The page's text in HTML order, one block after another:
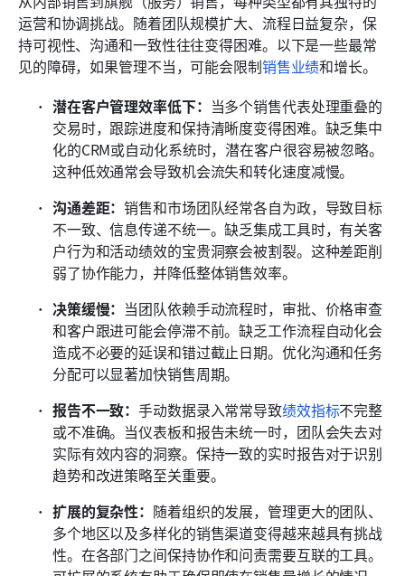
运营和协调挑战。随着团队规模扩大、流程日益复杂，保
持可视性、沟通和一致性往往变得困难。以下是一些最常
见的障碍，如果管理不当，可能会限制销售业绩和增长。
潜在客户管理效率低下： 当多个销售代表处理重叠的
交易时，跟踪进度和保持清晰度变得困难。缺乏集中
化的CRM或自动化系统时，潜在客户很容易被忽略。
这种低效通常会导致机会流失和转化速度减慢。
沟通差距：销售和市场团队经常各自为政，导致目标
不一致、信息传递不统一。缺乏集成工具时，有关客
户行为和活动绩效的宝贵洞察会被割裂。这种差距削
弱了协作能力，并降低整体销售效率。
决策缓慢： 当团队依赖手动流程时，审批、价格审查
和客户跟进可能会停滞不前。缺乏工作流程自动化会
造成不必要的延误和错过截止日期。优化沟通和任务
分配可以显著加快销售周期。
报告不一致：手动数据录入常常导致绩效指标不完整
或不准确。当仪表板和报告未统一时，团队会失去对
实际有效内容的洞察。保持一致的实时报告对于识别
趋势和改进策略至关重要。
扩展的复杂性： 随着组织的发展，管理更大的团队、
多个地区以及多样化的销售渠道变得越来越具有挑战
性。在各部门之间保持协作和问责需要互联的工具。